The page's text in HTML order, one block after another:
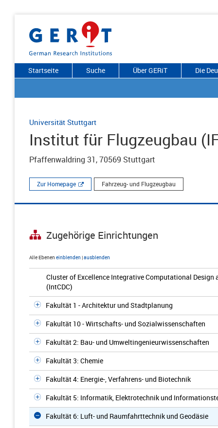
Startseite Suche Über GERiT Die
Universität Stuttgart
Institut für Flugzeugbau
Pfaffenwaldring 31, 70569 Stuttgart
Zur Homepage Fahrzeug- und Flugzeugbau
Zugehörige Einrichtungen
Alle Ebenen einblenden |ausblenden
Cluster of Excellence Integrative Computational
(IntCDC)
Fakultät 1 - Architektur und Stadtplanung
Fakultät 10 - Wirtschafts- und Sozialwissenschaften
Fakultät 2: Bau- und Umweltingenieurwissenschaften
Fakultät 3: Chemie
Fakultät 4: Energie-, Verfahrens- und Biotechnik
Fakultät 5: Informatik, Elektrotechnik und
Fakultät 6: Luft- und Raumfahrttechnik und Geodäsie